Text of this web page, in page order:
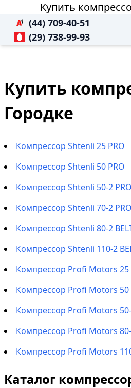
Купить
(44) 709-40-51
(29) 738-99-93
Купить
Городке
Компрессор Shtenli 25 PRO
Компрессор Shtenli 50 PRO
Компрессор Shtenli 50-2 PRO
Компрессор Shtenli 70-2 PRO
Компрессор Shtenli 80-2
Компрессор Shtenli 110-2
Компрессор Profi Motors 25
Компрессор Profi Motors 50
Компрессор Profi Motors
Компрессор Profi Motors
Компрессор Profi Motors
Каталог